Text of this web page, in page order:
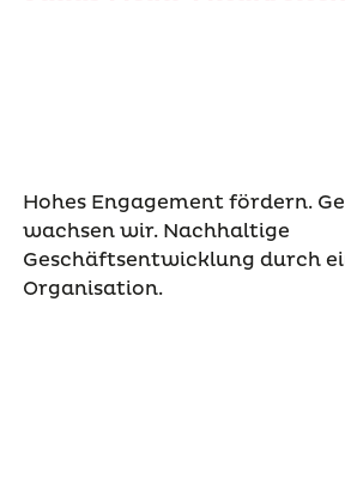
Hohes Engagement fördern.
wachsen wir. Nachhaltige
Geschäftsentwicklung durch
Organisation.